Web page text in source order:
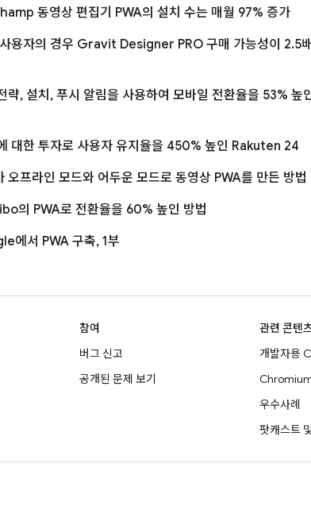
동영상 편집기 PWA의 설치 수는 매월 97% 증가
용자의 경우 Gravit Designer PRO 구매 가능성이 2.5배
략, 설치, 푸시 알림을 사용하여 모바일 전환율을 53% 높
대한 투자로 사용자 유지율을 450% 높인 Rakuten 24
오프라인 모드와 어두운 모드로 동영상 PWA를 만든 방법
의 PWA로 전환율을 60% 높인 방법
에서 PWA 구축, 1부
참여
버그 신고
공개된 문제 보기
관련 콘텐
개발자용
우수사례
팟캐스트